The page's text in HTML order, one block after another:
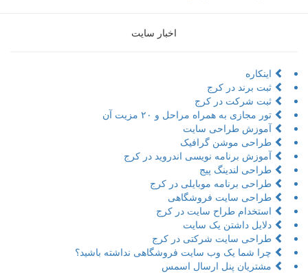
اخبار سایت
اینکاره
ثبت برند در کرج
ثبت شرکت در کرج
تور مجازی به همراه مراحل و ۲۰ مزیت آن
آموزش طراحی سایت
طراحی موشن گرافیک
آموزش برنامه نویسی اندروید در کرج
طراحی لندینگ پیج
طراحی برنامه موبایلی در کرج
طراحی سایت فروشگاهی
استخدام طراح سایت در کرج
دلایل داشتن یک سایت
طراحی سایت شرکتی در کرج
چرا شما یک وب سایت فروشگاهی نداشته باشید؟
مشتریان پنل ارسال اسمس